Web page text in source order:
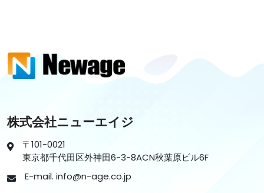
株式会社ニューエイジ
〒101-0021
東京都千代田区外神田6-3-8ACN秋葉原ビル6F
E-mail. info@n-age.co.jp